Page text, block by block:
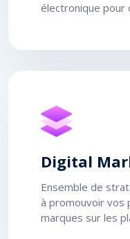
électronique pour
Digital
Ensemble de
à promouvoir vos
marques sur les